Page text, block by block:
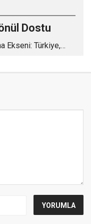
Dostu
Ekseni: Türkiye,